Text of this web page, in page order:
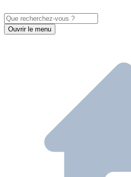
Ouvrir le menu